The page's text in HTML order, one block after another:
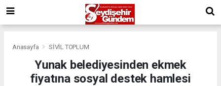
Anasayfa SİVİL TOPLUM
Yunak belediyesinden ekmek
fiyatına sosyal destek hamlesi